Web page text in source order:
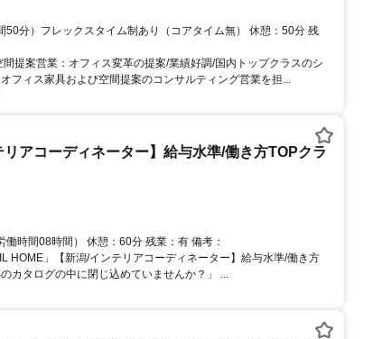
分）フレックスタイム制あり（コアタイム無） 休憩：50分 残
提案営業：オフィス変革の提案/業績好調/国内トップクラスのシ
フィス家具および空間提案のコンサルティング営業を担...
リアコーディネーター】給与水準/働き方TOPクラ
時間08時間） 休憩：60分 残業：有 備考：
HOME」【新潟/インテリアコーディネーター】給与水準/働き方
カタログの中に閉じ込めていませんか？」 ...